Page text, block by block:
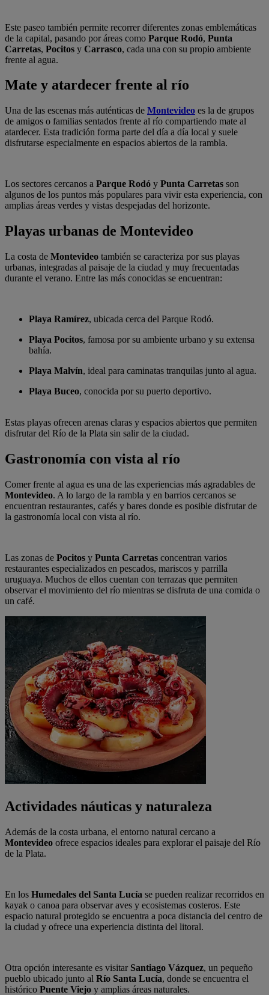
Este paseo también permite recorrer diferentes zonas emblemáticas
de la capital, pasando por áreas como Parque Rodó, Punta
Carretas, Pocitos y Carrasco, cada una con su propio ambiente
frente al agua.
Mate y atardecer frente al río
Una de las escenas más auténticas de Montevideo es la de grupos
de amigos o familias sentados frente al río compartiendo mate al
atardecer. Esta tradición forma parte del día a día local y suele
disfrutarse especialmente en espacios abiertos de la rambla.
Los sectores cercanos a Parque Rodó y Punta Carretas son
algunos de los puntos más populares para vivir esta experiencia, con
amplias áreas verdes y vistas despejadas del horizonte.
Playas urbanas de Montevideo
La costa de Montevideo también se caracteriza por sus playas
urbanas, integradas al paisaje de la ciudad y muy frecuentadas
durante el verano. Entre las más conocidas se encuentran:
Playa Ramírez, ubicada cerca del Parque Rodó.
Playa Pocitos, famosa por su ambiente urbano y su extensa
bahía.
Playa Malvín, ideal para caminatas tranquilas junto al agua.
Playa Buceo, conocida por su puerto deportivo.
Estas playas ofrecen arenas claras y espacios abiertos que permiten
disfrutar del Río de la Plata sin salir de la ciudad.
Gastronomía con vista al río
Comer frente al agua es una de las experiencias más agradables de
Montevideo. A lo largo de la rambla y en barrios cercanos se
encuentran restaurantes, cafés y bares donde es posible disfrutar de
la gastronomía local con vista al río.
Las zonas de Pocitos y Punta Carretas concentran varios
restaurantes especializados en pescados, mariscos y parrilla
uruguaya. Muchos de ellos cuentan con terrazas que permiten
observar el movimiento del río mientras se disfruta de una comida o
un café.
Actividades náuticas y naturaleza
Además de la costa urbana, el entorno natural cercano a
Montevideo ofrece espacios ideales para explorar el paisaje del Río
de la Plata.
En los Humedales del Santa Lucía se pueden realizar recorridos en
kayak o canoa para observar aves y ecosistemas costeros. Este
espacio natural protegido se encuentra a poca distancia del centro de
la ciudad y ofrece una experiencia distinta del litoral.
Otra opción interesante es visitar Santiago Vázquez, un pequeño
pueblo ubicado junto al Río Santa Lucía, donde se encuentra el
histórico Puente Viejo y amplias áreas naturales.